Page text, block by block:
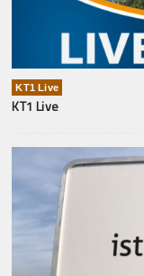
KT1 Live
KT1 Live